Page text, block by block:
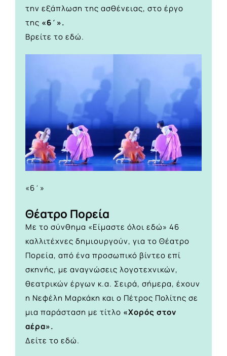
την εξάπλωση της ασθένειας, στο έργο
της «6΄».
Βρείτε το εδώ.
«6΄»
Θέατρο Πορεία
Με το σύνθημα «Είμαστε όλοι εδώ» 46
καλλιτέχνες δημιουργούν, για το Θέατρο
Πορεία, από ένα προσωπικό βίντεο επί
σκηνής, με αναγνώσεις λογοτεχνικών,
θεατρικών έργων κ.α. Σειρά, σήμερα, έχουν
η Νεφέλη Μαρκάκη και ο Πέτρος Πολίτης σε
μια παράσταση με τίτλο «Χορός στον
αέρα».
Δείτε το εδώ.